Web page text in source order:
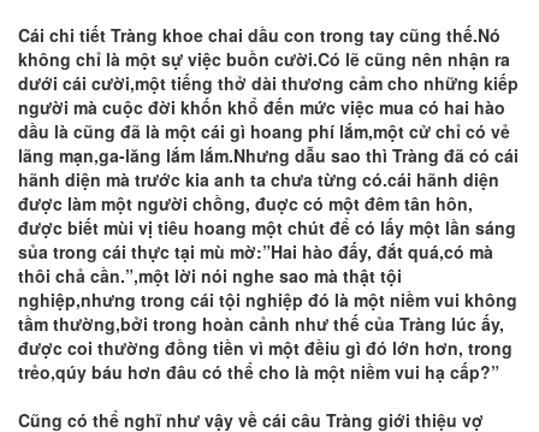
Cái chi tiết Tràng khoe chai dầu con trong tay cũng thế.Nó
không chỉ là một sự việc buồn cười.Có lẽ cũng nên nhận ra
dưới cái cười,một tiếng thở dài thương cảm cho những kiếp
người mà cuộc đời khốn khổ đến mức việc mua có hai hào
dầu là cũng đã là một cái gì hoang phí lắm,một cử chỉ có vẻ
lãng mạn,ga-lăng lắm lắm.Nhưng dẫu sao thì Tràng đã có cái
hãnh diện mà trước kia anh ta chưa từng có.cái hãnh diện
được làm một người chồng, đuợc có một đêm tân hôn,
được biết mùi vị tiêu hoang một chút để có lấy một lần sáng
sủa trong cái thực tại mù mờ:”Hai hào đấy, đắt quá,có mà
thôi chả cần.”,một lời nói nghe sao mà thật tội
nghiệp,nhưng trong cái tội nghiệp đó là một niềm vui không
tầm thường,bởi trong hoàn cảnh như thế của Tràng lúc ấy,
được coi thường đồng tiền vì một đềiu gì đó lớn hơn, trong
trẻo,qúy báu hơn đâu có thể cho là một niềm vui hạ cấp?”
Cũng có thể nghĩ như vậy về cái câu Tràng giới thiệu vợ